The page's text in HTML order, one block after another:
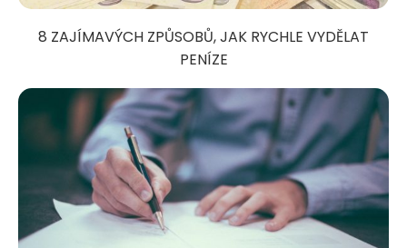
8 ZAJÍMAVÝCH ZPŮSOBŮ, JAK RYCHLE VYDĚLAT
PENÍZE